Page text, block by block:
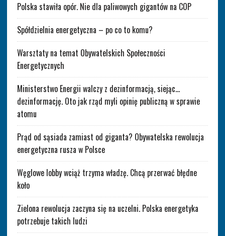
Polska stawiła opór. Nie dla paliwowych gigantów na COP
Spółdzielnia energetyczna – po co to komu?
Warsztaty na temat Obywatelskich Społeczności
Energetycznych
Ministerstwo Energii walczy z dezinformacją, siejąc…
dezinformację. Oto jak rząd myli opinię publiczną w sprawie
atomu
Prąd od sąsiada zamiast od giganta? Obywatelska rewolucja
energetyczna rusza w Polsce
Węglowe lobby wciąż trzyma władzę. Chcą przerwać błędne
koło
Zielona rewolucja zaczyna się na uczelni. Polska energetyka
potrzebuje takich ludzi